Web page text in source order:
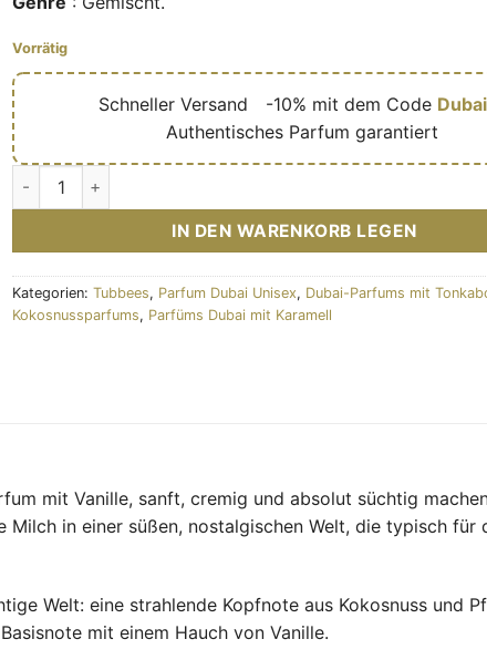
Vorrätig
Schneller Versand -10% mit dem Code
Authentisches Parfum garantiert
Dreamy Treats (Collection Grandeur) – Eau de parfum mixte
IN DEN WARENKORB LEGEN
Kategorien: Tubbees, Parfum Dubai Unisex, Dubai-Parfums mit
Kokosnussparfums, Parfüms Dubai mit Karamell
mit Vanille, sanft, cremig und absolut süchtig
in einer süßen, nostalgischen Welt, die typisch für
Welt: eine strahlende Kopfnote aus Kokosnuss und
mit einem Hauch von Vanille.